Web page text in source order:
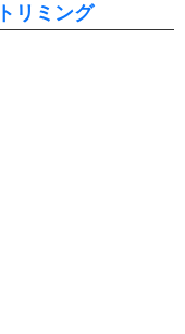
リミング